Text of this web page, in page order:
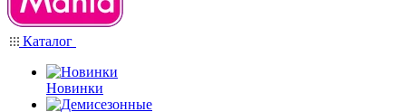
Каталог
Новинки